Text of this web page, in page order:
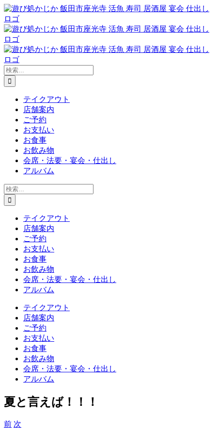
Skip
to
content
検
索
…
テイクアウト
店舗案内
ご予約
お支払い
お食事
お飲み物
会席・法要・宴会・仕出し
アルバム
検
索
…
テイクアウト
店舗案内
ご予約
お支払い
お食事
お飲み物
会席・法要・宴会・仕出し
アルバム
テイクアウト
店舗案内
ご予約
お支払い
お食事
お飲み物
会席・法要・宴会・仕出し
アルバム
夏と言えば！！！
前 次